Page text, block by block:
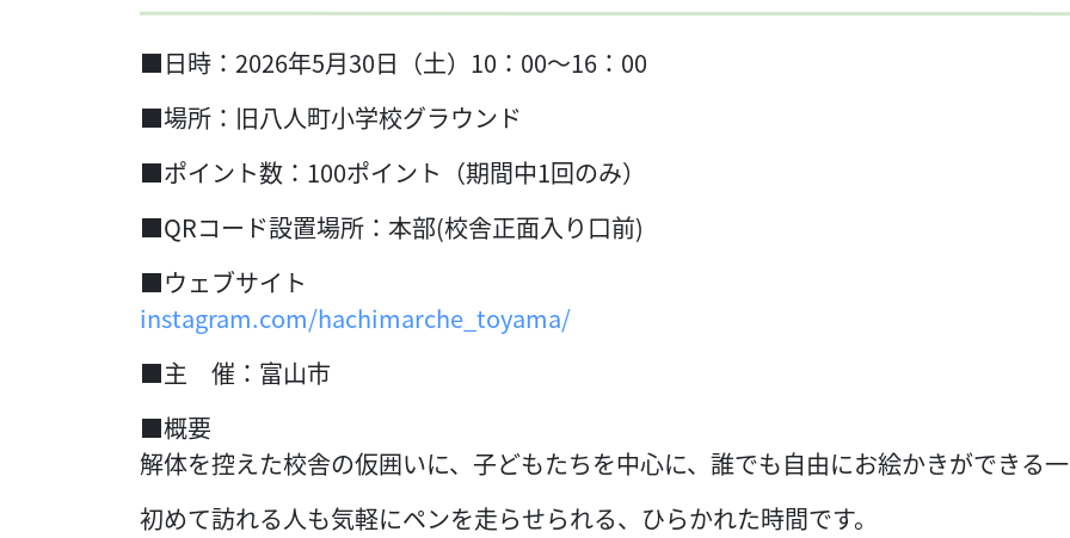
■日時：2026年5月30日（土）10：00～16：00
■場所：旧八人町小学校グラウンド
■ポイント数：100ポイント（期間中1回のみ）
■QRコード設置場所：本部(校舎正面入り口前)
■ウェブサイト
instagram.com/hachimarche_toyama/
■主 催：富山市
■概要
解体を控えた校舎の仮囲いに、子どもたちを中心に、誰でも自由にお絵かきができる一
初めて訪れる人も気軽にペンを走らせられる、ひらかれた時間です。